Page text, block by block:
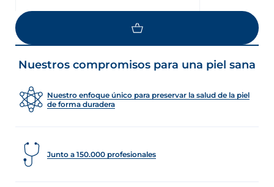
Nuestros compromisos para una piel sana
Nuestro enfoque único para preservar la salud de la piel
de forma duradera
Junto a 150.000 profesionales